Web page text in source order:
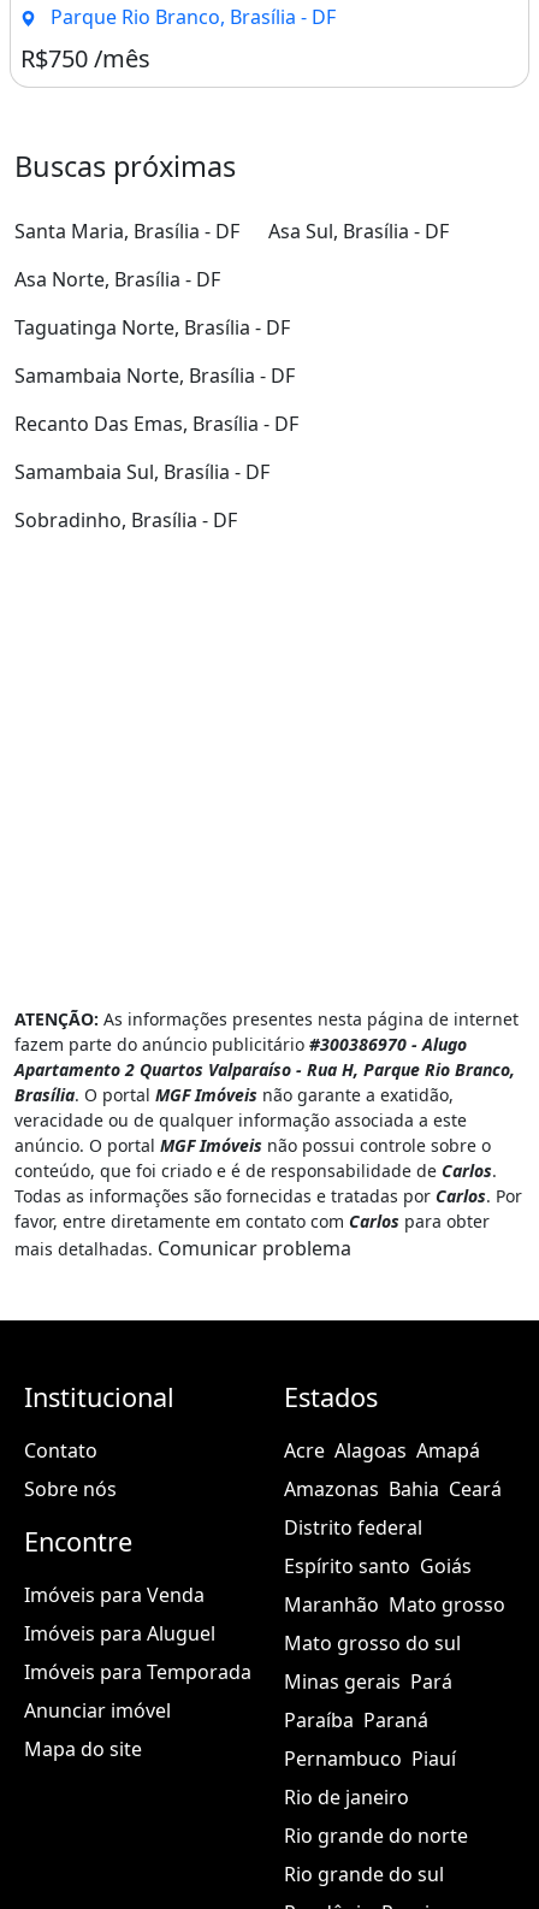
Parque Rio Branco, Brasília - DF
R$750 /mês
Buscas próximas
Santa Maria, Brasília - DF
Asa Sul, Brasília - DF
Asa Norte, Brasília - DF
Taguatinga Norte, Brasília - DF
Samambaia Norte, Brasília - DF
Recanto Das Emas, Brasília - DF
Samambaia Sul, Brasília - DF
Sobradinho, Brasília - DF
ATENÇÃO: As informações presentes nesta página de internet
fazem parte do anúncio publicitário #300386970 - Alugo
Apartamento 2 Quartos Valparaíso - Rua H, Parque Rio Branco,
Brasília. O portal MGF Imóveis não garante a exatidão,
veracidade ou de qualquer informação associada a este
anúncio. O portal MGF Imóveis não possui controle sobre o
conteúdo, que foi criado e é de responsabilidade de Carlos.
Todas as informações são fornecidas e tratadas por Carlos. Por
favor, entre diretamente em contato com Carlos para obter
mais detalhadas. Comunicar problema
Institucional
Contato
Sobre nós
Encontre
Imóveis para Venda
Imóveis para Aluguel
Imóveis para Temporada
Anunciar imóvel
Mapa do site
Estados
Acre Alagoas Amapá
Amazonas Bahia Ceará
Distrito federal
Espírito santo Goiás
Maranhão Mato grosso
Mato grosso do sul
Minas gerais Pará
Paraíba Paraná
Pernambuco Piauí
Rio de janeiro
Rio grande do norte
Rio grande do sul